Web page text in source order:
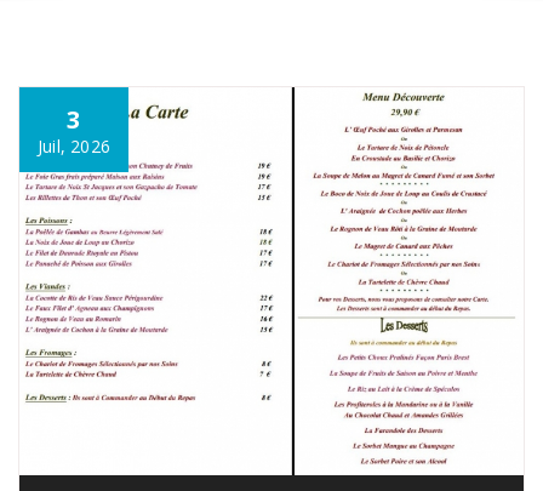
3
Juil, 2026